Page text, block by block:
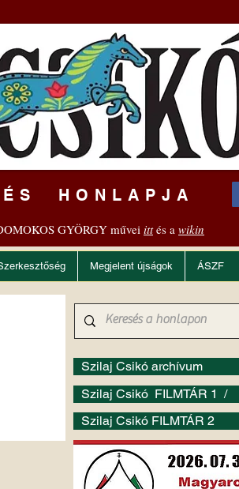
HONLAPJA
GYÖRGY művei ittés a wikin
Megjelent újságok ÁSZF
Szilaj Csikó archívum
Szilaj Csikó FILMTÁR 1 /
Szilaj Csikó FILMTÁR 2